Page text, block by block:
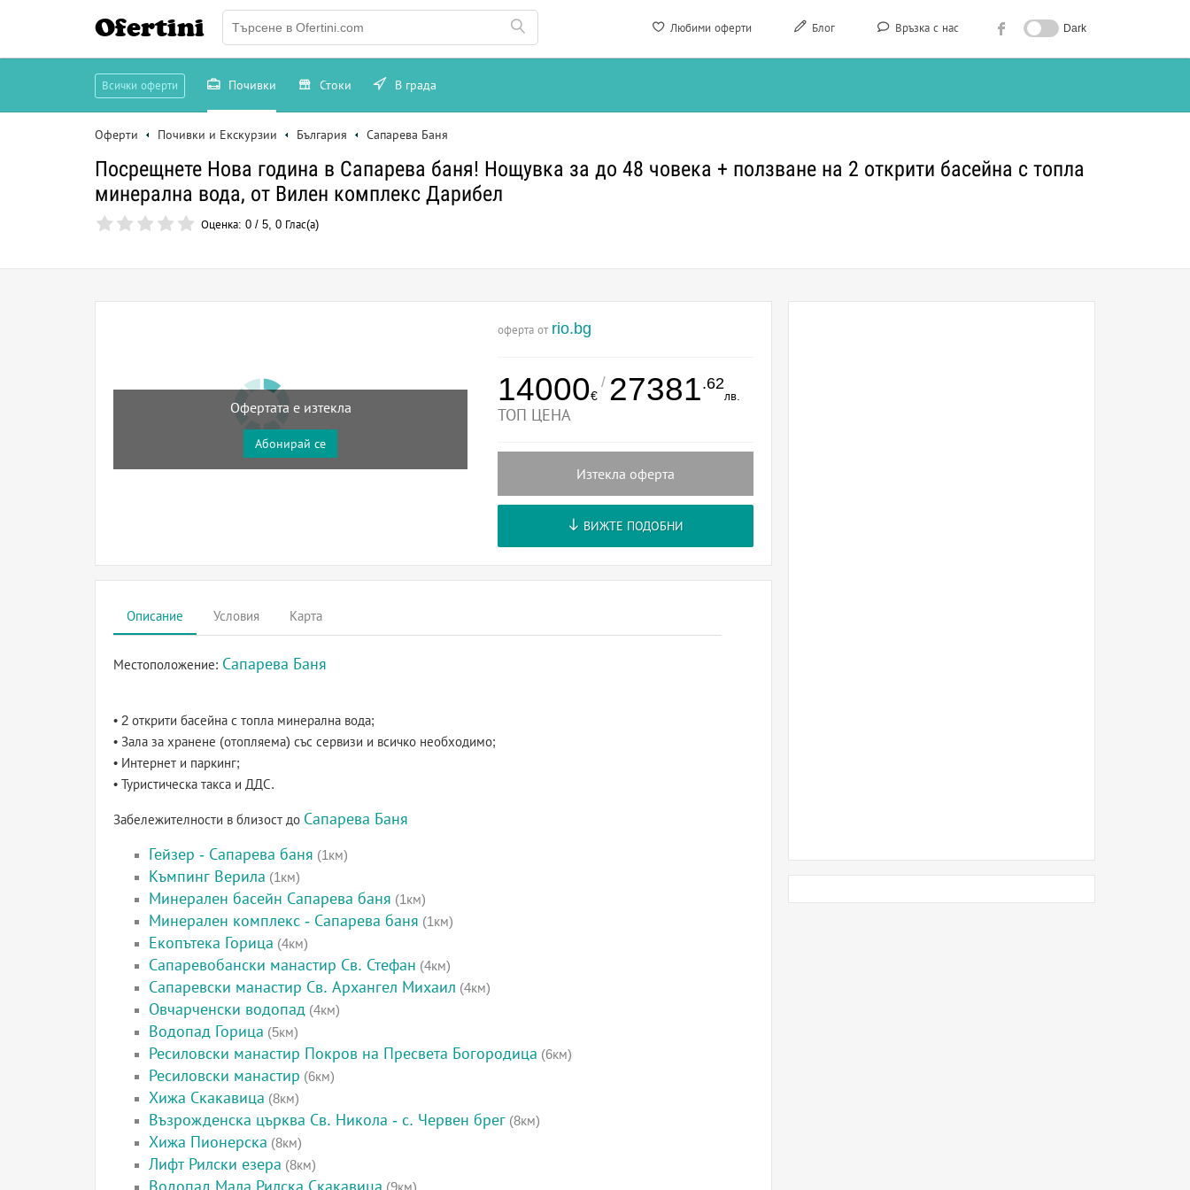
Любими оферти Блог Връзка с нас Dark
Ofertini
Всички оферти Почивки Стоки В града
Оферти Почивки и Екскурзии България Сапарева Баня
Посрещнете Нова година в Сапарева баня! Нощувка за до 48 човека + ползване на 2 открити басейна с топла
минерална вода, от Вилен комплекс Дарибел
Оценка: 0 / 5, 0 Глас(а)
Офертата е изтекла
Абонирай се
оферта от rio.bg
14000€
/ 27381.62
лв.
ТОП ЦЕНА
Изтекла оферта
ВИЖТЕ ПОДОБНИ
Описание Условия Карта
Местоположение: Сапарева Баня
• 2 открити басейна с топла минерална вода;
• Зала за хранене (отопляема) със сервизи и всичко необходимо;
• Интернет и паркинг;
• Туристическа такса и ДДС.
Забележителности в близост до Сапарева Баня
Гейзер - Сапарева баня (1км)
Къмпинг Верила (1км)
Минерален басейн Сапарева баня (1км)
Минерален комплекс - Сапарева баня (1км)
Екопътека Горица (4км)
Сапаревобански манастир Св. Стефан (4км)
Сапаревски манастир Св. Архангел Михаил (4км)
Овчарченски водопад (4км)
Водопад Горица (5км)
Ресиловски манастир Покров на Пресвета Богородица (6км)
Ресиловски манастир (6км)
Хижа Скакавица (8км)
Възрожденска църква Св. Никола - с. Червен брег (8км)
Хижа Пионерска (8км)
Лифт Рилски езера (8км)
Водопад Мала Рилска Скакавица (9км)